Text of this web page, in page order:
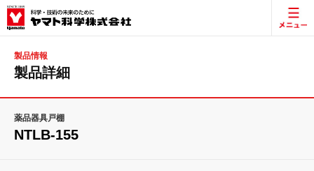
製品情報
製品詳細
薬品器具戸棚
NTLB-155